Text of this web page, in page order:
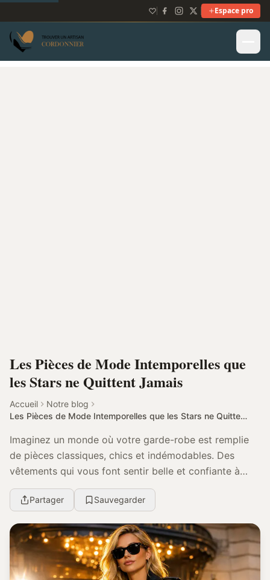
Espace pro
Les Pièces de Mode Intemporelles que
les Stars ne Quittent Jamais
Accueil
Notre blog
Les Pièces de Mode Intemporelles que les Stars ne Quittent Jamais
Imaginez un monde où votre garde-robe est remplie
de pièces classiques, chics et indémodables. Des
vêtements qui vous font sentir belle et confiante à
chaque fois que vous les portez. C’est le secret ...
Partager Sauvegarder